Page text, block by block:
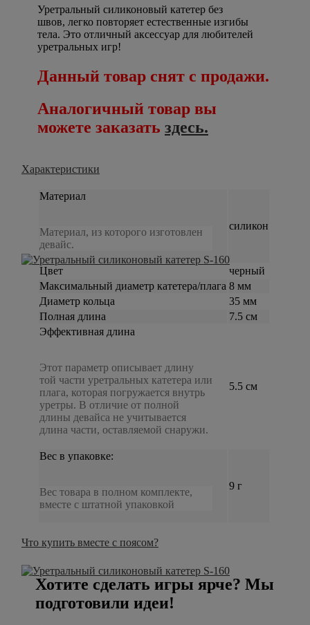
Уретральный силиконовый катетер без
швов, легко повторяет естественные изгибы
тела. Это отличный аксессуар для любителей
уретральных игр!
Данный товар снят с продажи.
Аналогичный товар вы
можете заказать здесь.
Характеристики
Материал
Материал, из которого изготовлен
девайс.
силикон
Цвет
черный
Максимальный диаметр катетера/плага 8 мм
Диаметр кольца
35 мм
Полная длина
7.5 см
Эффективная длина
Этот параметр описывает длину
той части уретральных катетера или
плага, которая погружается внутрь
уретры. В отличие от полной
длины девайса не учитывается
длина части, оставляемой снаружи.
5.5 см
Вес в упаковке:
Вес товара в полном комплекте,
вместе с штатной упаковкой
9 г
Что купить вместе с поясом?
Хотите сделать игры ярче? Мы
подготовили идеи!